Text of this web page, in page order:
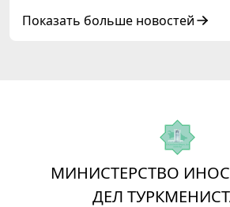
Показать больше новостей
МИНИСТЕРСТВО
ДЕЛ